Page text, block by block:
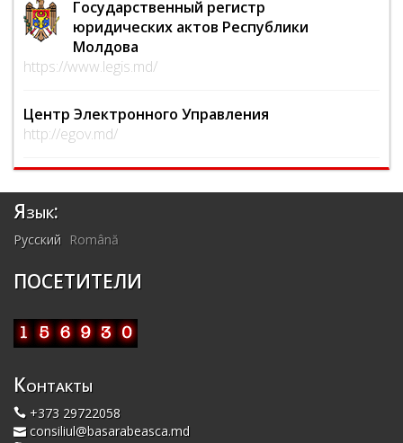
Государственный регистр
юридических актов Республики
Молдова
https://www.legis.md/
Центр Электронного Управления
http://egov.md/
Язык:
Русский Română
ПОСЕТИТЕЛИ
Контакты
+373 29722058
consiliul@basarabeasca.md